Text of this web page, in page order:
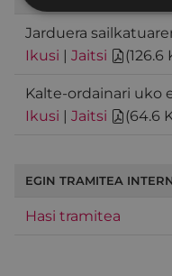
Jarduera
Ikusi | Jaitsi (126.6
Kalte-ordainari uko
Ikusi | Jaitsi (64.6
EGIN TRAMITEA
Hasi tramitea